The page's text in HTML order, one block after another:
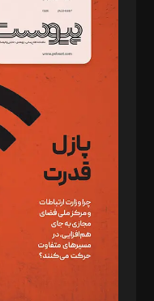
د‌بیر ناداستان: سمانه سمیع
د‌بیر خدمت و تجارت:
د‌بیر حقوق فناوری:
د‌بیر پیوست جهان: مینا پاکدل
د‌بیر تحریریه آنلاین: بابک
تحریریه‌: مجتبی محمود‌ی،
مصطفی مسجدی آرانی،
رستمی،مصطفی باستان
ویرایش: نگار استاد‌‌آقا
طراح یونیفرم: مجید توکلی
فیلمبرداری و عکاسی: امیر
گرافیک و صفحه‌آرایی:
مد‌یر توسعه تجاری: کامبیز برید‌